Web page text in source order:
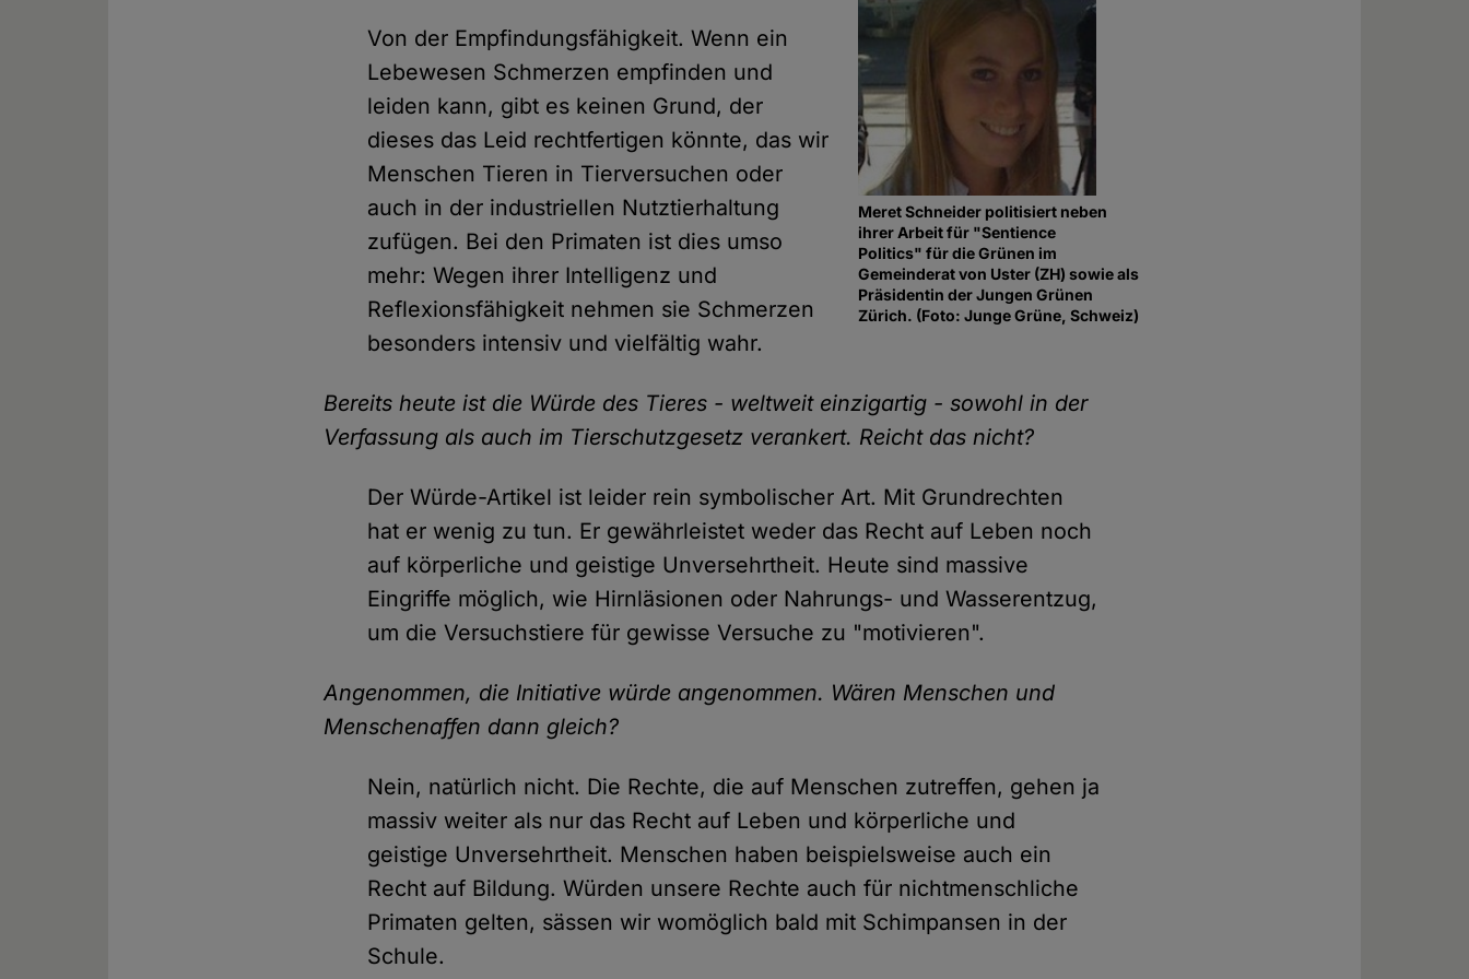
Meret Schneider politisiert neben
ihrer Arbeit für "Sentience
Politics" für die Grünen im
Gemeinderat von Uster (ZH) sowie als
Präsidentin der Jungen Grünen
Zürich. (Foto: Junge Grüne, Schweiz)
Von der Empfindungsfähigkeit. Wenn ein
Lebewesen Schmerzen empfinden und
leiden kann, gibt es keinen Grund, der
dieses das Leid rechtfertigen könnte, das wir
Menschen Tieren in Tierversuchen oder
auch in der industriellen Nutztierhaltung
zufügen. Bei den Primaten ist dies umso
mehr: Wegen ihrer Intelligenz und
Reflexionsfähigkeit nehmen sie Schmerzen
besonders intensiv und vielfältig wahr.
Bereits heute ist die Würde des Tieres - weltweit einzigartig - sowohl in der
Verfassung als auch im Tierschutzgesetz verankert. Reicht das nicht?
Der Würde-Artikel ist leider rein symbolischer Art. Mit Grundrechten
hat er wenig zu tun. Er gewährleistet weder das Recht auf Leben noch
auf körperliche und geistige Unversehrtheit. Heute sind massive
Eingriffe möglich, wie Hirnläsionen oder Nahrungs- und Wasserentzug,
um die Versuchstiere für gewisse Versuche zu "motivieren".
Angenommen, die Initiative würde angenommen. Wären Menschen und
Menschenaffen dann gleich?
Nein, natürlich nicht. Die Rechte, die auf Menschen zutreffen, gehen ja
massiv weiter als nur das Recht auf Leben und körperliche und
geistige Unversehrtheit. Menschen haben beispielsweise auch ein
Recht auf Bildung. Würden unsere Rechte auch für nichtmenschliche
Primaten gelten, sässen wir womöglich bald mit Schimpansen in der
Schule.